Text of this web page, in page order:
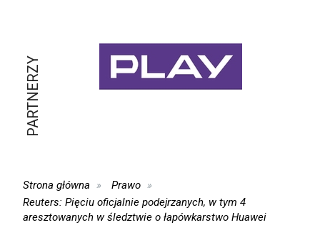
PARTNERZY
Strona główna
Prawo
Reuters: Pięciu oficjalnie podejrzanych, w tym 4
aresztowanych w śledztwie o łapówkarstwo Huawei